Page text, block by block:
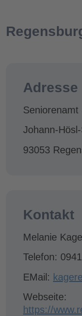
Adresse
Seniorenamt
Johann-
93053
Kontakt
Melanie
Telefon:
EMail:
Webseite:
https://